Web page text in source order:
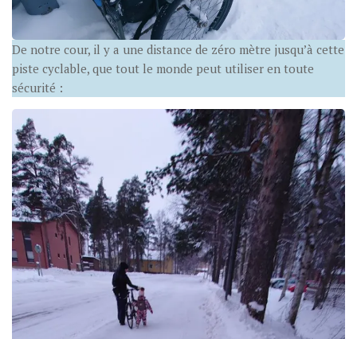
De notre cour, il y a une distance de zéro mètre jusqu’à cette
piste cyclable, que tout le monde peut utiliser en toute
sécurité :